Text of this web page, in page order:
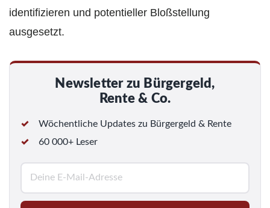
identifizieren und potentieller Bloßstellung
ausgesetzt.
Newsletter zu Bürgergeld,
Rente & Co.
Wöchentliche Updates zu Bürgergeld & Rente
60 000+ Leser
M